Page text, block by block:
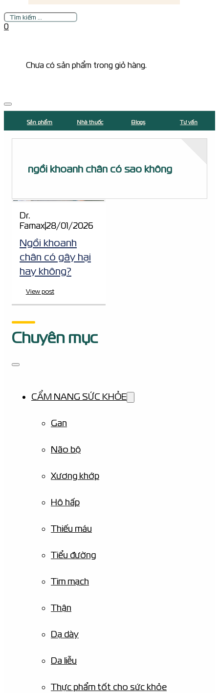
Tìm
kiếm
0
Chưa có sản phẩm trong giỏ hàng.
Sản phẩm Nhà thuốc Blogs Tư vấn
ngồi khoanh chân có sao không
Dr.
Famax|28/01/2026
Ngồi khoanh
chân có gây hại
hay không?
View post
Chuyên mục
CẨM NANG SỨC KHỎE
Gan
Não bộ
Xương khớp
Hô hấp
Thiếu máu
Tiểu đường
Tim mạch
Thận
Dạ dày
Da liễu
Thực phẩm tốt cho sức khỏe